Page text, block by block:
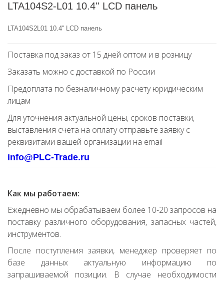
LTA104S2-L01 10.4'' LCD панель
LTA104S2L01 10.4'' LCD панель
Поставка под заказ от 15 дней оптом и в розницу
Заказать можно с доставкой по России
Предоплата по безналичному расчету юридическим
лицам
Для уточнения актуальной цены, сроков поставки,
выставления счета на оплату отправьте заявку с
реквизитами вашей организации на email
info@PLC-Trade.ru
Как мы работаем:
Ежедневно мы обрабатываем более 10-20 запросов на
поставку различного оборудования, запасных частей,
инструментов.
После поступления заявки, менеджер проверяет по
базе данных актуальную информацию по
запрашиваемой позиции. В случае необходимости